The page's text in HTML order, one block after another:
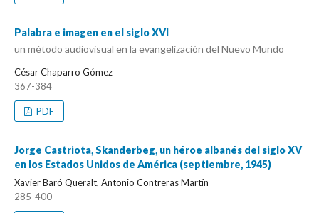
Palabra e imagen en el siglo XVI
un método audiovisual en la evangelización del Nuevo Mundo
César Chaparro Gómez
367-384
PDF
Jorge Castriota, Skanderbeg, un héroe albanés del siglo XV
en los Estados Unidos de América (septiembre, 1945)
Xavier Baró Queralt, Antonio Contreras Martín
285-400